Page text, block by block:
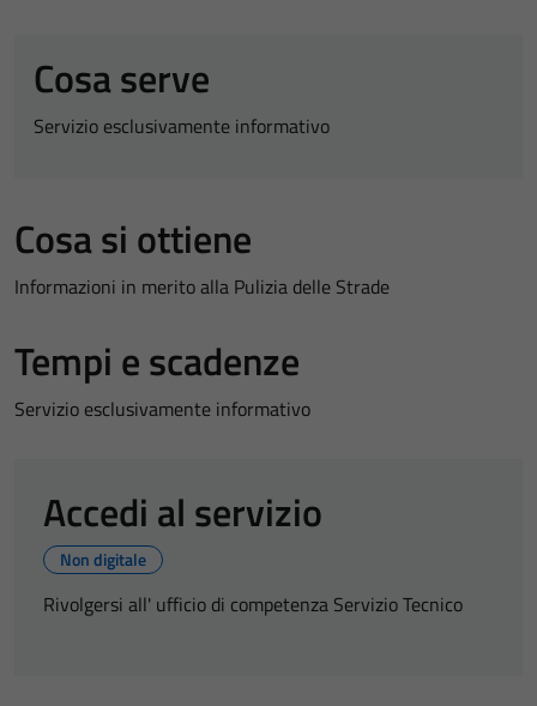
Cosa serve
Servizio esclusivamente informativo
Cosa si ottiene
Informazioni in merito alla Pulizia delle Strade
Tempi e scadenze
Servizio esclusivamente informativo
Accedi al servizio
Non digitale
Rivolgersi all' ufficio di competenza Servizio Tecnico